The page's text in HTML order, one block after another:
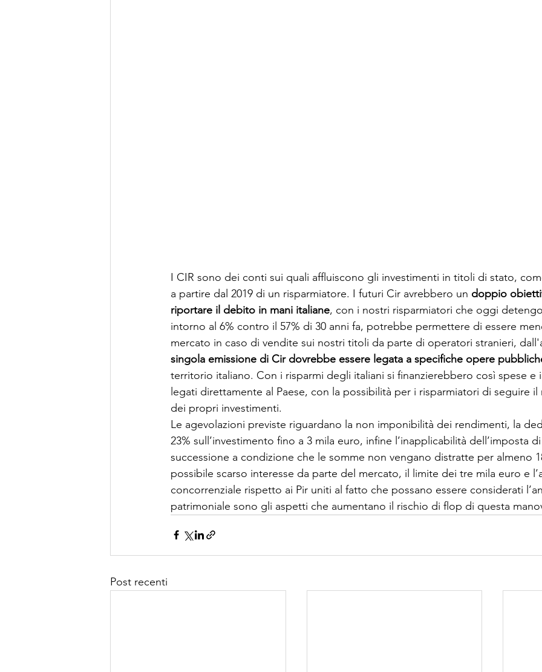
I CIR sono dei conti sui quali affluiscono gli investimenti in titoli di stato,
a partire dal 2019 di un risparmiatore. I futuri Cir avrebbero un doppio
riportare il debito in mani italiane, con i nostri risparmiatori che oggi
intorno al 6% contro il 57% di 30 anni fa, potrebbe permettere di essere
mercato in caso di vendite sui nostri titoli da parte di operatori stranieri,
singola emissione di Cir dovrebbe essere legata a specifiche opere
territorio italiano. Con i risparmi degli italiani si finanzierebbero così spese e
legati direttamente al Paese, con la possibilità per i risparmiatori di seguire
dei propri investimenti.
Le agevolazioni previste riguardano la non imponibilità dei rendimenti, la
23% sull’investimento fino a 3 mila euro, infine l’inapplicabilità dell’imposta
successione a condizione che le somme non vengano distratte per almeno
possibile scarso interesse da parte del mercato, il limite dei tre mila euro e
concorrenziale rispetto ai Pir uniti al fatto che possano essere considerati
patrimoniale sono gli aspetti che aumentano il rischio di flop di questa
Post recenti